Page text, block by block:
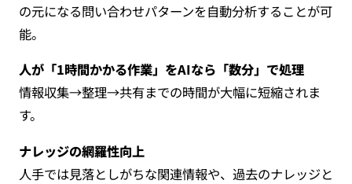
の元になる問い合わせパターンを自動分析することが可
能。
人が「1時間かかる作業」をAIなら「数分」で処理
情報収集→整理→共有までの時間が大幅に短縮されま
す。
ナレッジの網羅性向上
人手では見落としがちな関連情報や、過去のナレッジと